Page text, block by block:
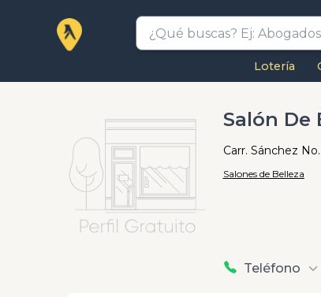
Lotería
Salón De
Carr. Sánchez
Salones de Belleza
Teléfono